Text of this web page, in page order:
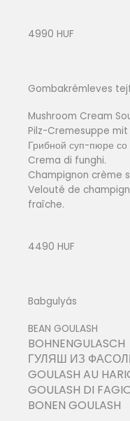
4990 HUF
Gombakrémleves
Mushroom Cream
Pilz-Cremesuppe mit
Грибной суп-пюре со
Crema di funghi.
Champignon crème
Velouté de
fraîche.
4490 HUF
Babgulyás
BEAN GOULASH
BOHNENGULASCH
ГУЛЯШ ИЗ
GOULASH AU
GOULASH DI
BONEN GOULASH